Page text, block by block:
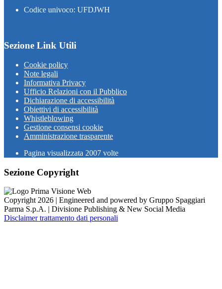
Codice univoco: UFDJWH
Sezione Link Utili
Cookie policy
Note legali
Informativa Privacy
Ufficio Relazioni con il Pubblico
Dichiarazione di accessibilità
Obiettivi di accessibilità
Whistleblowing
Gestione consensi cookie
Amministrazione trasparente
Pagina visualizzata 2007 volte
Sezione Copyright
Copyright 2026 | Engineered and powered by Gruppo Spaggiari
Parma S.p.A. | Divisione Publishing & New Social Media
Disclaimer trattamento dati personali